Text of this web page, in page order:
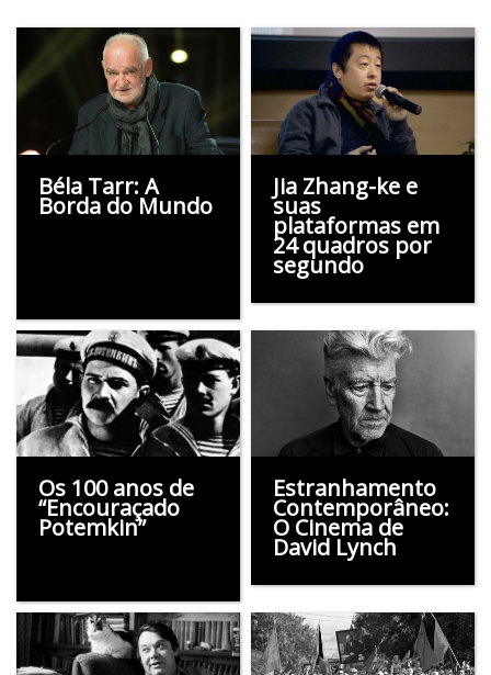
Béla Tarr: A
Borda do Mundo
Jia Zhang-ke e
suas
plataformas em
24 quadros por
segundo
Os 100 anos de
“Encouraçado
Potemkin”
Estranhamento
Contemporâneo:
O Cinema de
David Lynch